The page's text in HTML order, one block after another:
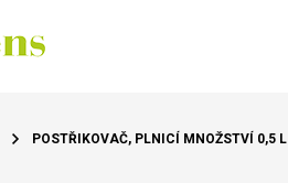
POSTŘIKOVAČ, PLNICÍ MNOŽSTVÍ 0,5 L